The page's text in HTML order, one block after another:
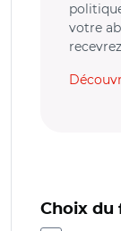
votre
Choix du